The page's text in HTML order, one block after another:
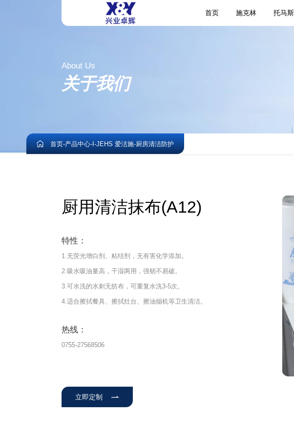
首页 施克林 托马斯
About Us
关于我们
首页-产品中心-I-JEHS 爱洁施-厨房清洁防护
厨用清洁抹布(A12)
特性：
1.无荧光增白剂、粘结剂，无有害化学添加。
2.吸水吸油量高，干湿两用，强韧不易破。
3.可水洗的水刺无纺布，可重复水洗3-5次。
4.适合擦拭餐具、擦拭灶台、擦油烟机等卫生清洁。
热线：
0755-27568506
立即定制